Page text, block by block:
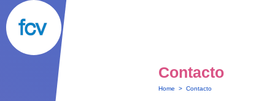
Contacto
Home > Contacto